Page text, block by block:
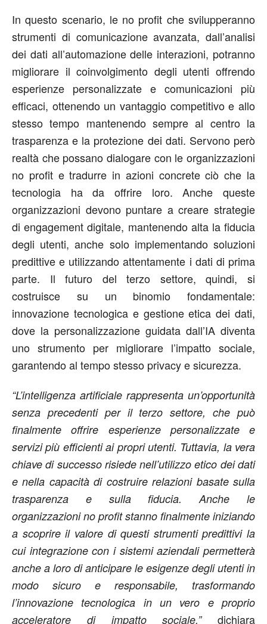
In questo scenario, le no profit che svilupperanno
strumenti di comunicazione avanzata, dall’analisi
dei dati all’automazione delle interazioni, potranno
migliorare il coinvolgimento degli utenti offrendo
esperienze personalizzate e comunicazioni più
efficaci, ottenendo un vantaggio competitivo e allo
stesso tempo mantenendo sempre al centro la
trasparenza e la protezione dei dati. Servono però
realtà che possano dialogare con le organizzazioni
no profit e tradurre in azioni concrete ciò che la
tecnologia ha da offrire loro. Anche queste
organizzazioni devono puntare a creare strategie
di engagement digitale, mantenendo alta la fiducia
degli utenti, anche solo implementando soluzioni
predittive e utilizzando attentamente i dati di prima
parte. Il futuro del terzo settore, quindi, si
costruisce su un binomio fondamentale:
innovazione tecnologica e gestione etica dei dati,
dove la personalizzazione guidata dall’IA diventa
uno strumento per migliorare l’impatto sociale,
garantendo al tempo stesso privacy e sicurezza.
“L’intelligenza artificiale rappresenta un’opportunità
senza precedenti per il terzo settore, che può
finalmente offrire esperienze personalizzate e
servizi più efficienti ai propri utenti. Tuttavia, la vera
chiave di successo risiede nell’utilizzo etico dei dati
e nella capacità di costruire relazioni basate sulla
trasparenza e sulla fiducia. Anche le
organizzazioni no profit stanno finalmente iniziando
a scoprire il valore di questi strumenti predittivi la
cui integrazione con i sistemi aziendali permetterà
anche a loro di anticipare le esigenze degli utenti in
modo sicuro e responsabile, trasformando
l’innovazione tecnologica in un vero e proprio
acceleratore di impatto sociale.”dichiara